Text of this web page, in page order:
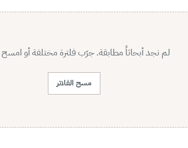
لم نجد أبحاثاً مطابقة. جرّب فلترة مختلفة أو امسح
مسح الفلاتر